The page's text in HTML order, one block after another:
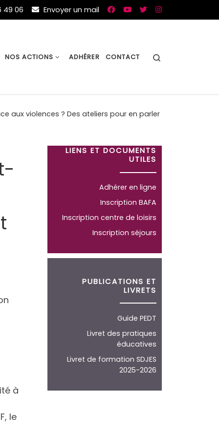
49 06 Envoyer un mail
NOS ACTIONS ADHÉRER CONTACT
aux violences ? Des ateliers pour en parler
à
le
LIENS ET DOCUMENTS
UTILES
Adhérer en ligne
Inscription BAFA
Inscription centre de loisirs
Inscription séjours
PUBLICATIONS ET
LIVRETS
Guide PEDT
Livret des pratiques
éducatives
Livret de formation SDJES
2025-2026